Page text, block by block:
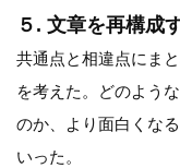
５. 文章を再構成
共通点と相違点にま
を考えた。どのよう
のか、より面白くな
いった。